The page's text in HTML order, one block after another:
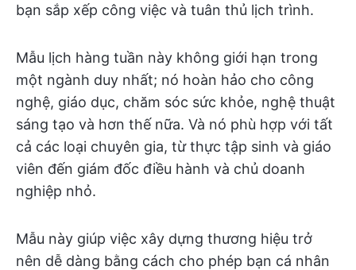
bạn sắp xếp công việc và tuân thủ lịch trình.
Mẫu lịch hàng tuần này không giới hạn trong
một ngành duy nhất; nó hoàn hảo cho công
nghệ, giáo dục, chăm sóc sức khỏe, nghệ thuật
sáng tạo và hơn thế nữa. Và nó phù hợp với tất
cả các loại chuyên gia, từ thực tập sinh và giáo
viên đến giám đốc điều hành và chủ doanh
nghiệp nhỏ.
Mẫu này giúp việc xây dựng thương hiệu trở
nên dễ dàng bằng cách cho phép bạn cá nhân